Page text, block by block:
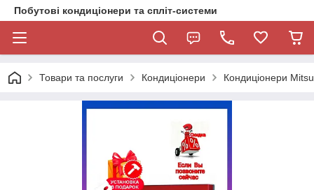
Побутові кондиціонери та спліт-системи
Товари та послуги Кондиціонери Кондиціонери